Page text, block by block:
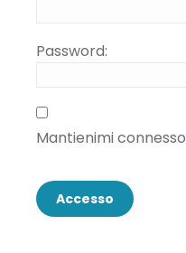
Password:
Mantienimi connesso
Accesso